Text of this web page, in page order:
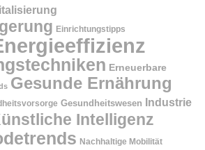
Einrichtungstipps
Erneuerbare
Gesunde Ernährung
Gesundheitswesen Industrie
Intelligenz
Nachhaltige Mobilität